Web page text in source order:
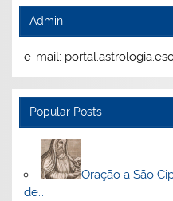
Admin
e-mail:
Popular Posts
Oração a São
de…